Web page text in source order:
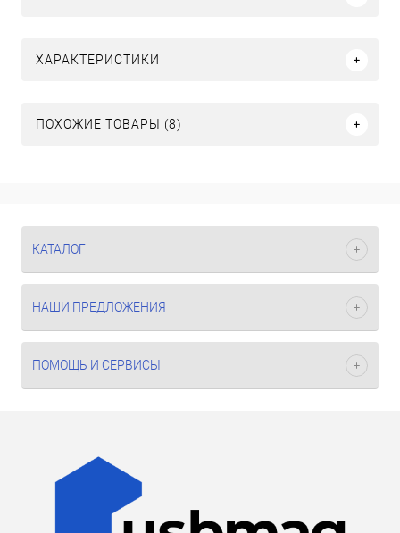
ХАРАКТЕРИСТИКИ
ПОХОЖИЕ ТОВАРЫ (8)
КАТАЛОГ
НАШИ ПРЕДЛОЖЕНИЯ
ПОМОЩЬ И СЕРВИСЫ